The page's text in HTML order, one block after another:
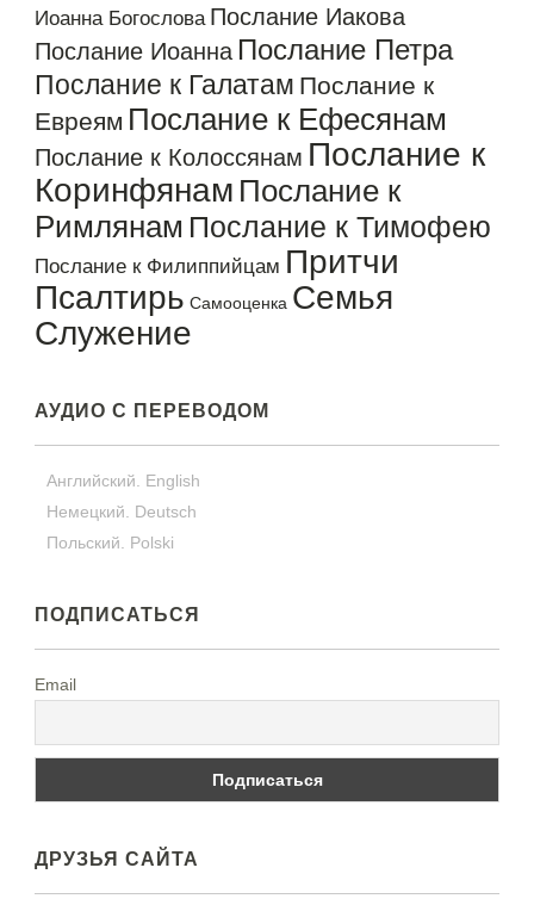
Иоанна Богослова Послание Иакова
Послание Иоанна Послание Петра
Послание к Галатам Послание к
Евреям Послание к Ефесянам
Послание к Колоссянам Послание к
Коринфянам Послание к
Римлянам Послание к Тимофею
Послание к Филиппийцам Притчи
Псалтирь Самооценка Семья
Служение
АУДИО С ПЕРЕВОДОМ
Английский. English
Немецкий. Deutsch
Польский. Polski
ПОДПИСАТЬСЯ
Email
ДРУЗЬЯ САЙТА